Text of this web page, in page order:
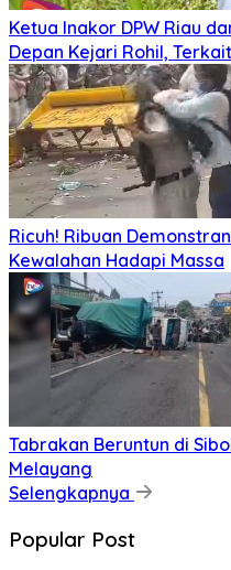
Ketua Inakor DPW Riau
Depan Kejari Rohil,
Ricuh! Ribuan
Kewalahan Hadapi Massa
Tabrakan Beruntun di
Melayang
Selengkapnya
Popular Post